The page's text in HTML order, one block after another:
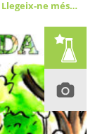
Llegeix-ne més…